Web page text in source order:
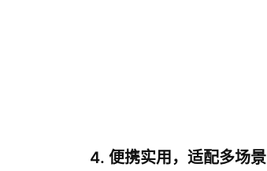
4. 便携实用，适配多场景